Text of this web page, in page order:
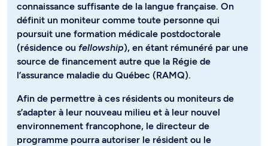
connaissance suffisante de la langue française. On
définit un moniteur comme toute personne qui
poursuit une formation médicale postdoctorale
(résidence ou fellowship), en étant rémunéré par une
source de financement autre que la Régie de
l’assurance maladie du Québec (RAMQ).
Afin de permettre à ces résidents ou moniteurs de
s’adapter à leur nouveau milieu et à leur nouvel
environnement francophone, le directeur de
programme pourra autoriser le résident ou le